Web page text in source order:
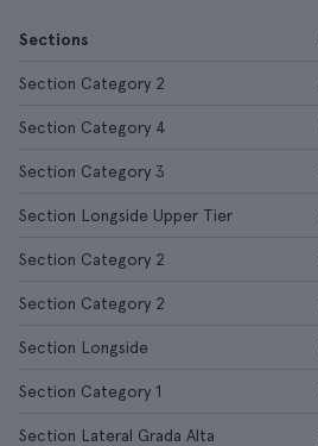
Sections
Section Category 2
Section Category 4
Section Category 3
Section Longside Upper Tier
Section Category 2
Section Category 2
Section Longside
Section Category 1
Section Lateral Grada Alta